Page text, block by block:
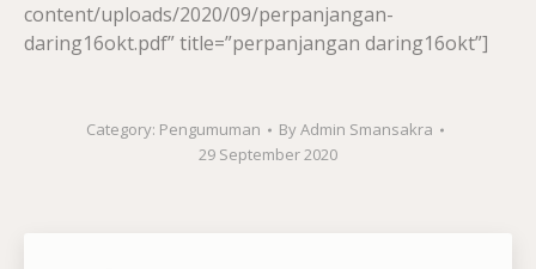
content/uploads/2020/09/perpanjangan-
daring16okt.pdf” title=”perpanjangan daring16okt”]
Category: Pengumuman ByAdmin Smansakra
29 September 2020